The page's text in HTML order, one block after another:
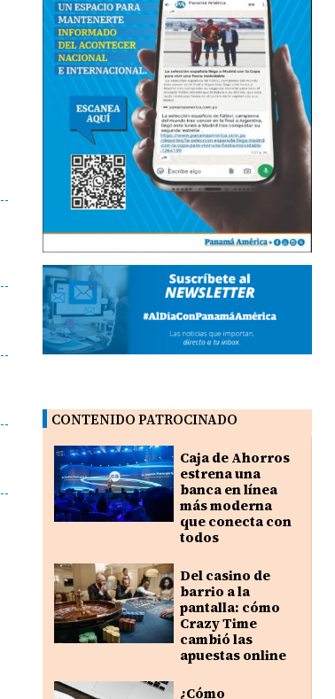
CONTENIDO PATROCINADO
Caja de Ahorros
estrena una
banca en línea
más moderna
que conecta con
todos
Del casino de
barrio a la
pantalla: cómo
Crazy Time
cambió las
apuestas online
¿Cómo